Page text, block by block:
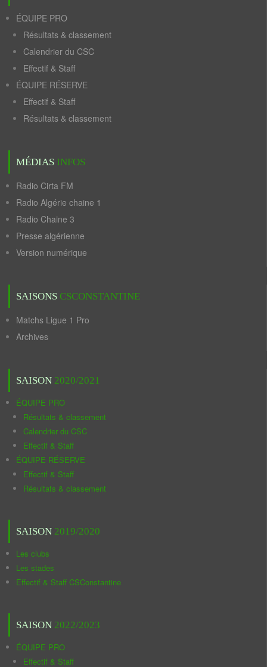
ÉQUIPE PRO
Résultats & classement
Calendrier du CSC
Effectif & Staff
ÉQUIPE RÉSERVE
Effectif & Staff
Résultats & classement
MÉDIAS INFOS
Radio Cirta FM
Radio Algérie chaine 1
Radio Chaine 3
Presse algérienne
Version numérique
SAISONS CSCONSTANTINE
Matchs Ligue 1 Pro
Archives
SAISON 2020/2021
ÉQUIPE PRO
Résultats & classement
Calendrier du CSC
Effectif & Staff
ÉQUIPE RÉSERVE
Effectif & Staff
Résultats & classement
SAISON 2019/2020
Les clubs
Les stades
Effectif & Staff CSConstantine
SAISON 2022/2023
ÉQUIPE PRO
Effectif & Staff